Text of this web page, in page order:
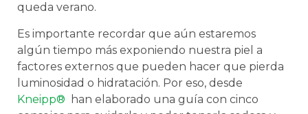
queda verano.
Es importante recordar que aún estaremos
algún tiempo más exponiendo nuestra piel a
factores externos que pueden hacer que pierda
luminosidad o hidratación. Por eso, desde
Kneipp® han elaborado una guía con cinco